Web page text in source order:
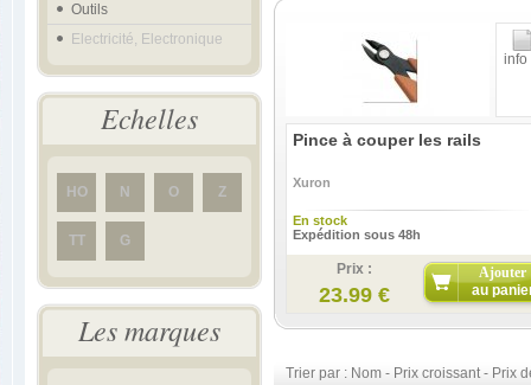
Outils
Electricité, Electronique
Echelles
HO N O Z
TT G
Les marques
info
Pince à couper les rails
Xuron
En stock
Expédition sous 48h
Prix :
23.99 €
Ajouter
au
Trier par : Nom - Prix croissant- Prix